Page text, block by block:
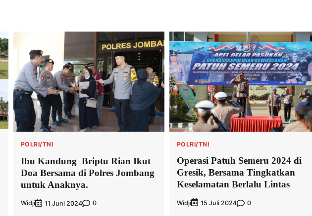
POLRI/TNI
Ibu Kandung Briptu Rian Ikut
Doa Bersama di Polres Jombang
untuk Anaknya.
Widji 11 Juni 2024 0
POLRI/TNI
Operasi Patuh Semeru 2024 di
Gresik, Bersama Tingkatkan
Keselamatan Berlalu Lintas
Widji 15 Juli 2024 0